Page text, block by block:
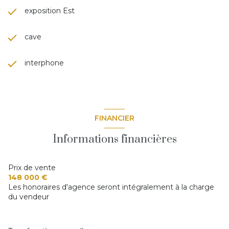
exposition Est
cave
interphone
FINANCIER
Informations financières
Prix de vente
148 000 €
Les honoraires d'agence seront intégralement à la charge
du vendeur